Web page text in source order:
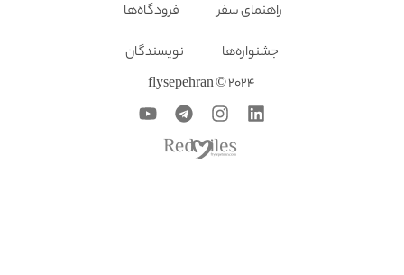
راهنمای سفر
فرودگاه‌ها
جشنواره‌ها
نویسندگان